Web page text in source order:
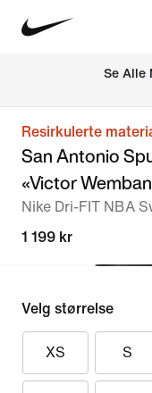
Se Alle
Resirkulerte
San Antonio
«Victor
Nike Dri-FIT NBA
1 199 kr
Velg størrelse
XS S